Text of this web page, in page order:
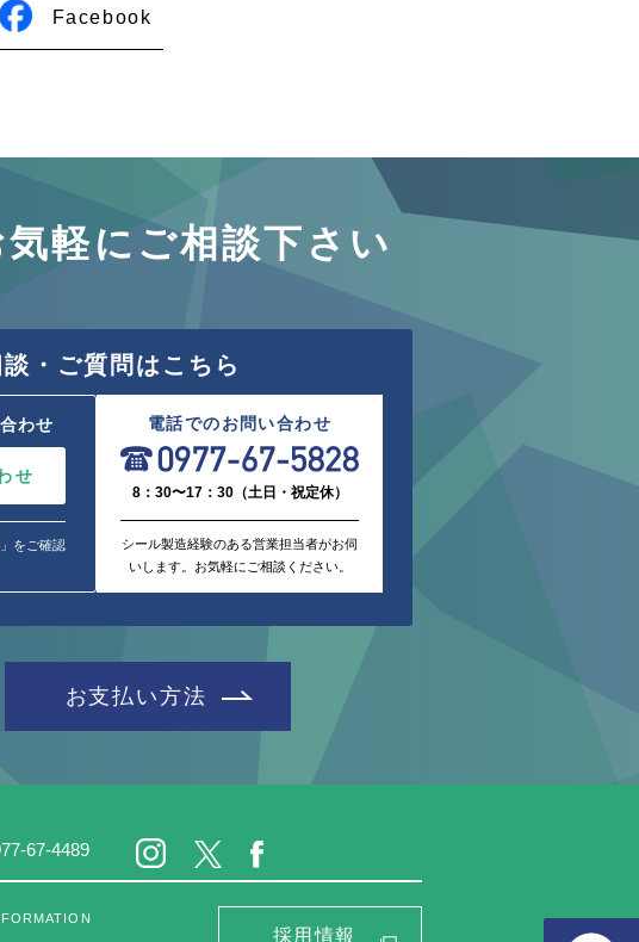
Facebook
軽にご相談下さい
談・ご質問はこちら
わせ
せ
」をご確認
電話でのお問い合わせ
8：30〜17：30（土日・祝定休）
シール製造経験のある営業担当者がお伺
いします。お気軽にご相談ください。
お支払い方法
67-4489
採用情報